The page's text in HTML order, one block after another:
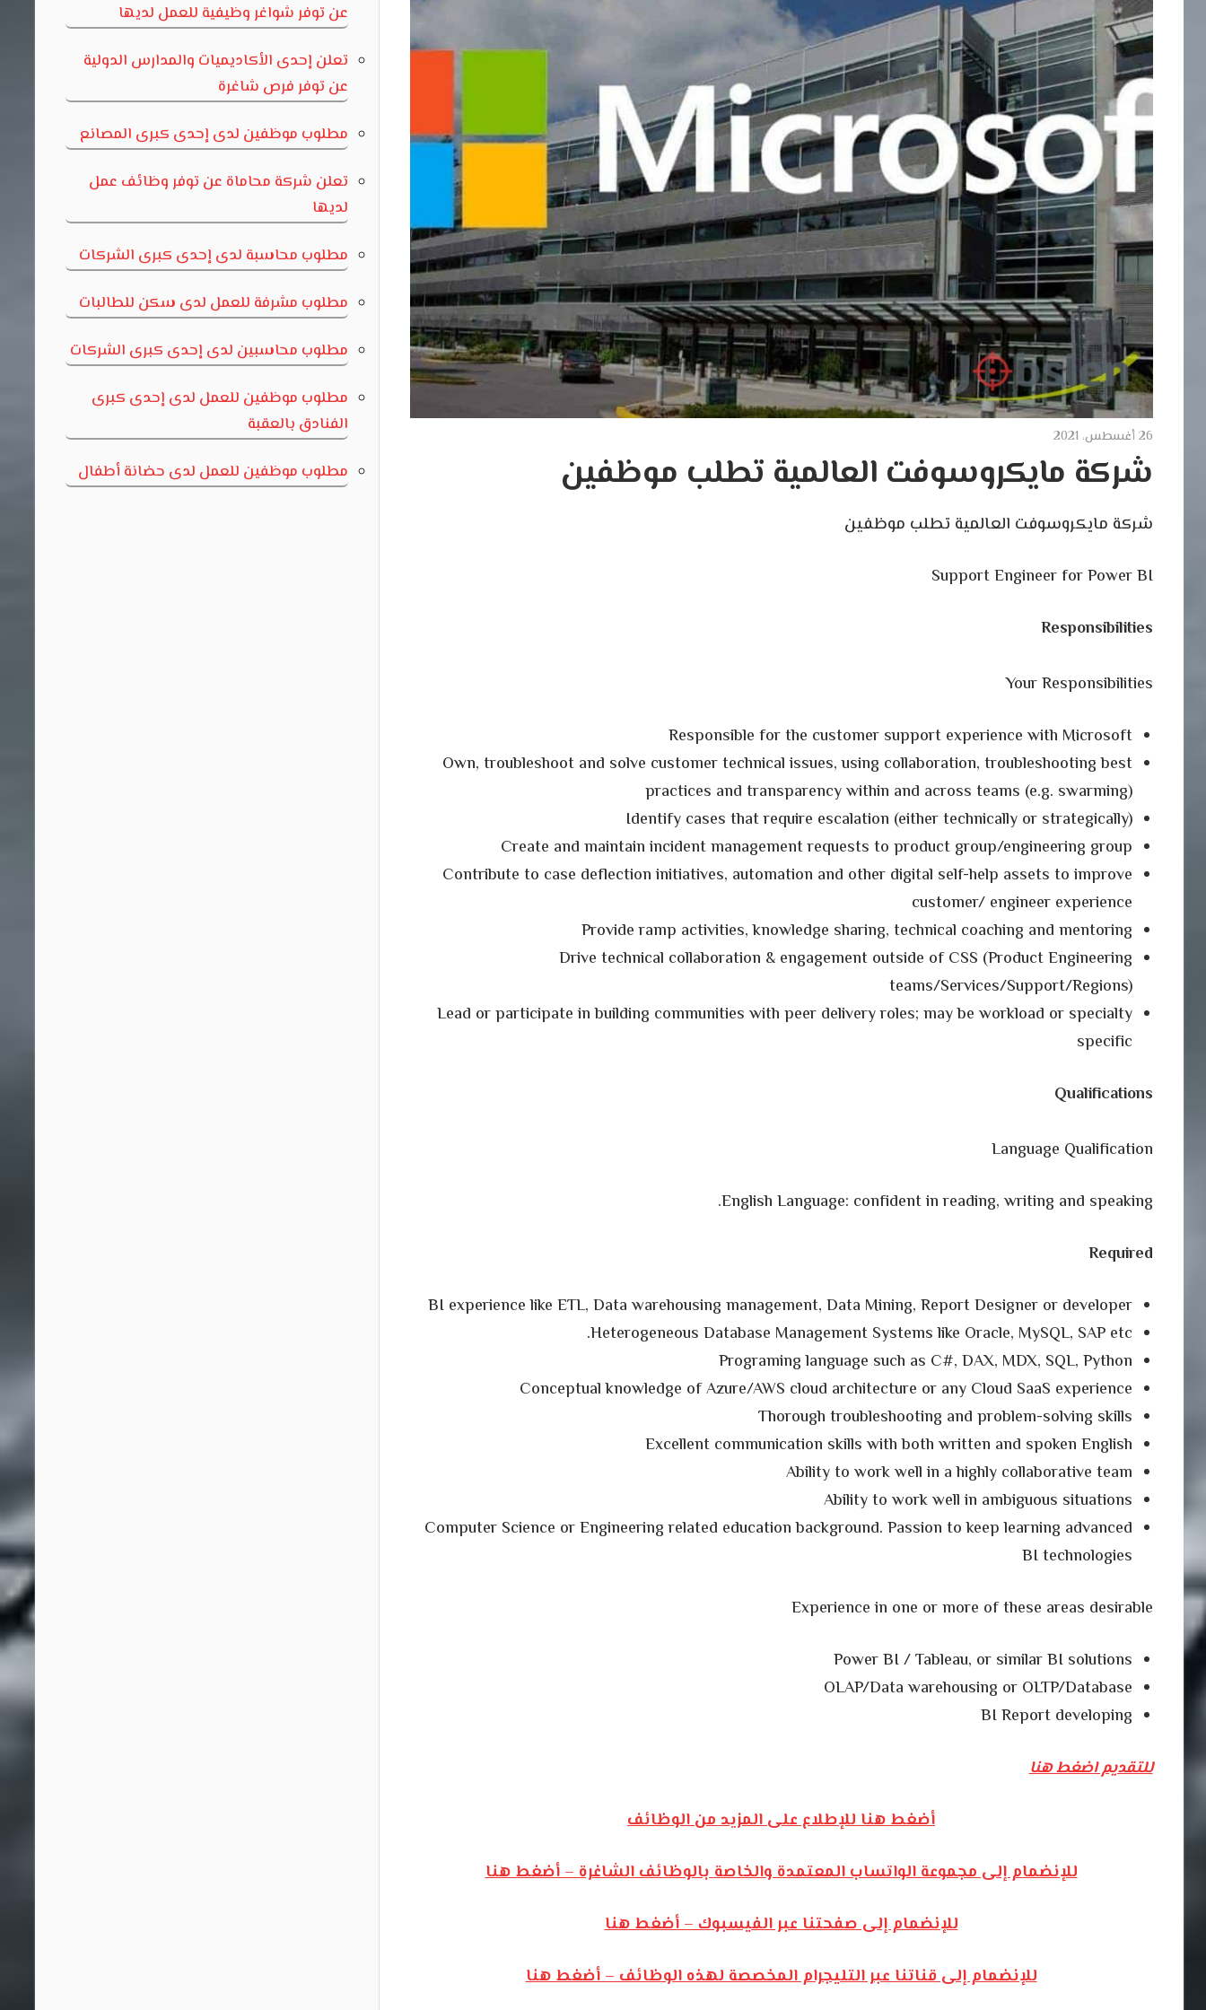
26 أغسطس، 2021
شركة مايكروسوفت العالمية تطلب موظفين
شركة مايكروسوفت العالمية تطلب موظفين
Support Engineer for Power BI
Responsibilities
Your Responsibilities
Responsible for the customer support experience with Microsoft
Own, troubleshoot and solve customer technical issues, using collaboration, troubleshooting best
practices and transparency within and across teams (e.g. swarming)
Identify cases that require escalation (either technically or strategically)
Create and maintain incident management requests to product group/engineering group
Contribute to case deflection initiatives, automation and other digital self-help assets to improve
customer/ engineer experience
Provide ramp activities, knowledge sharing, technical coaching and mentoring
Drive technical collaboration & engagement outside of CSS (Product Engineering
teams/Services/Support/Regions)
Lead or participate in building communities with peer delivery roles; may be workload or specialty
specific
Qualifications
Language Qualification
English Language: confident in reading, writing and speaking.
Required
BI experience like ETL, Data warehousing management, Data Mining, Report Designer or developer
Heterogeneous Database Management Systems like Oracle, MySQL, SAP etc.
Programing language such as C#, DAX, MDX, SQL, Python
Conceptual knowledge of Azure/AWS cloud architecture or any Cloud SaaS experience
Thorough troubleshooting and problem-solving skills
Excellent communication skills with both written and spoken English
Ability to work well in a highly collaborative team
Ability to work well in ambiguous situations
Computer Science or Engineering related education background. Passion to keep learning advanced
BI technologies
Experience in one or more of these areas desirable
Power BI / Tableau, or similar BI solutions
OLAP/Data warehousing or OLTP/Database
BI Report developing
للتقديم اضغط هنا
أضغط هنا للإطلاع على المزيد من الوظائف
للإنضمام إلى مجموعة الواتساب المعتمدة والخاصة بالوظائف الشاغرة – أضغط هنا
للإنضمام إلى صفحتنا عبر الفيسبوك – أضغط هنا
للإنضمام إلى قناتنا عبر التليجرام المخصصة لهذه الوظائف – أضغط هنا
عن توفر شواغر وظيفية للعمل لديها
تعلن إحدى الأكاديميات والمدارس الدولية
عن توفر فرص شاغرة
مطلوب موظفين لدى إحدى كبرى المصانع
تعلن شركة محاماة عن توفر وظائف عمل
لديها
مطلوب محاسبة لدى إحدى كبرى الشركات
مطلوب مشرفة للعمل لدى سكن للطالبات
مطلوب محاسبين لدى إحدى كبرى الشركات
مطلوب موظفين للعمل لدى إحدى كبرى
الفنادق بالعقبة
مطلوب موظفين للعمل لدى حضانة أطفال